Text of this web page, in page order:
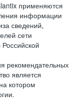
применяются
информации
сведений,
сети
рекомендательных
является
котором